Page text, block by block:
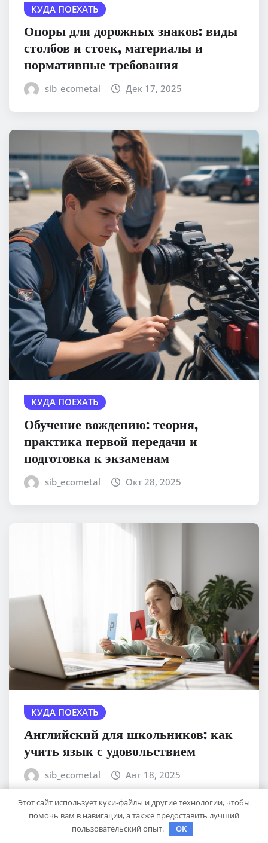
КУДА ПОЕХАТЬ
Опоры для дорожных знаков: виды
столбов и стоек, материалы и
нормативные требования
sib_ecometal Дек 17, 2025
КУДА ПОЕХАТЬ
Обучение вождению: теория,
практика первой передачи и
подготовка к экзаменам
sib_ecometal Окт 28, 2025
КУДА ПОЕХАТЬ
Английский для школьников: как
учить язык с удовольствием
sib_ecometal Авг 18, 2025
Этот сайт использует куки-файлы и другие технологии, чтобы
помочь вам в навигации, а также предоставить лучший
пользовательский опыт.
OK